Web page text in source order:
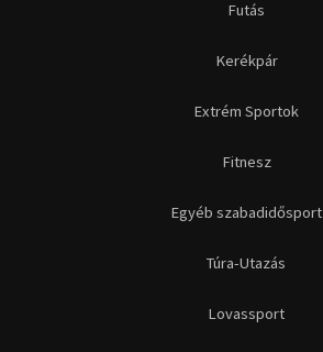
Futás
Kerékpár
Extrém Sportok
Fitnesz
Egyéb szabadidősport
Túra-Utazás
Lovassport